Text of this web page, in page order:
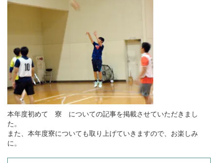
本年度初めて 寮 についての記事を掲載させていただきまし
た。
また、本年度寮についても取り上げていきますので、お楽しみ
に。